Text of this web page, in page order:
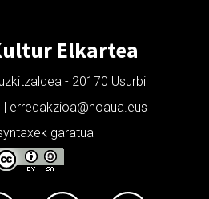
Elkartea
- 20170 Usurbil
erredakzioa@noaua.eus
garatua